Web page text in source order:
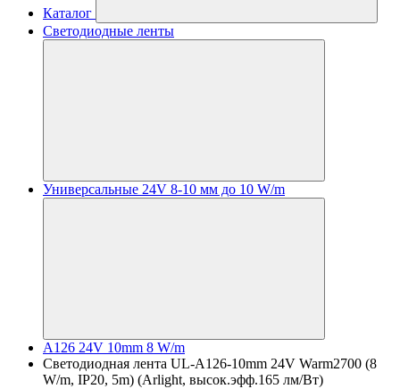
Каталог
Светодиодные ленты
Универсальные 24V 8-10 мм до 10 W/m
A126 24V 10mm 8 W/m
Светодиодная лента UL-A126-10mm 24V Warm2700 (8
W/m, IP20, 5m) (Arlight, высок.эфф.165 лм/Вт)